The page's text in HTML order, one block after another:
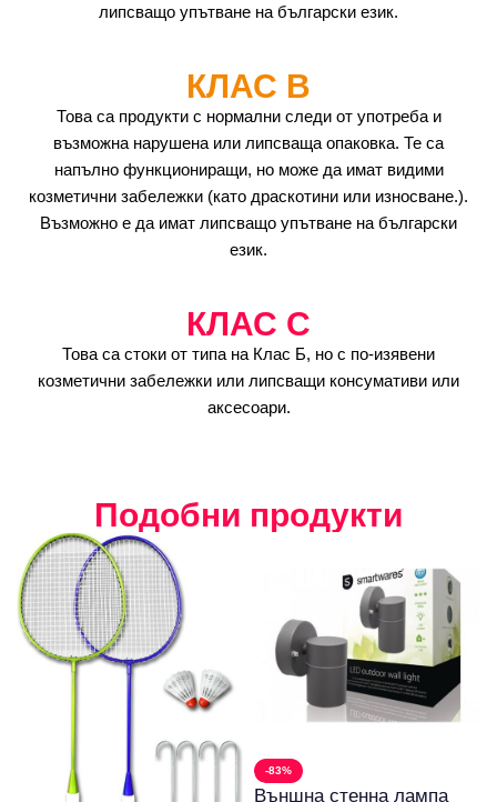
липсващо упътване на български език.
КЛАС B
Това са продукти с нормални следи от употреба и
възможна нарушена или липсваща опаковка. Те са
напълно функциониращи, но може да имат видими
козметични забележки (като драскотини или износване.).
Възможно е да имат липсващо упътване на български
език.
КЛАС C
Това са стоки от типа на Клас Б, но с по-изявени
козметични забележки или липсващи консумативи или
аксесоари.
Подобни продукти
-83%
Външна стенна лампа